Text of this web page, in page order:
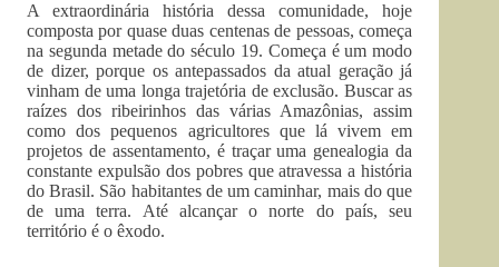
A extraordinária história dessa comunidade, hoje
composta por quase duas centenas de pessoas, começa
na segunda metade do século 19. Começa é um modo
de dizer, porque os antepassados da atual geração já
vinham de uma longa trajetória de exclusão. Buscar as
raízes dos ribeirinhos das várias Amazônias, assim
como dos pequenos agricultores que lá vivem em
projetos de assentamento, é traçar uma genealogia da
constante expulsão dos pobres que atravessa a história
do Brasil. São habitantes de um caminhar, mais do que
de uma terra. Até alcançar o norte do país, seu
território é o êxodo.